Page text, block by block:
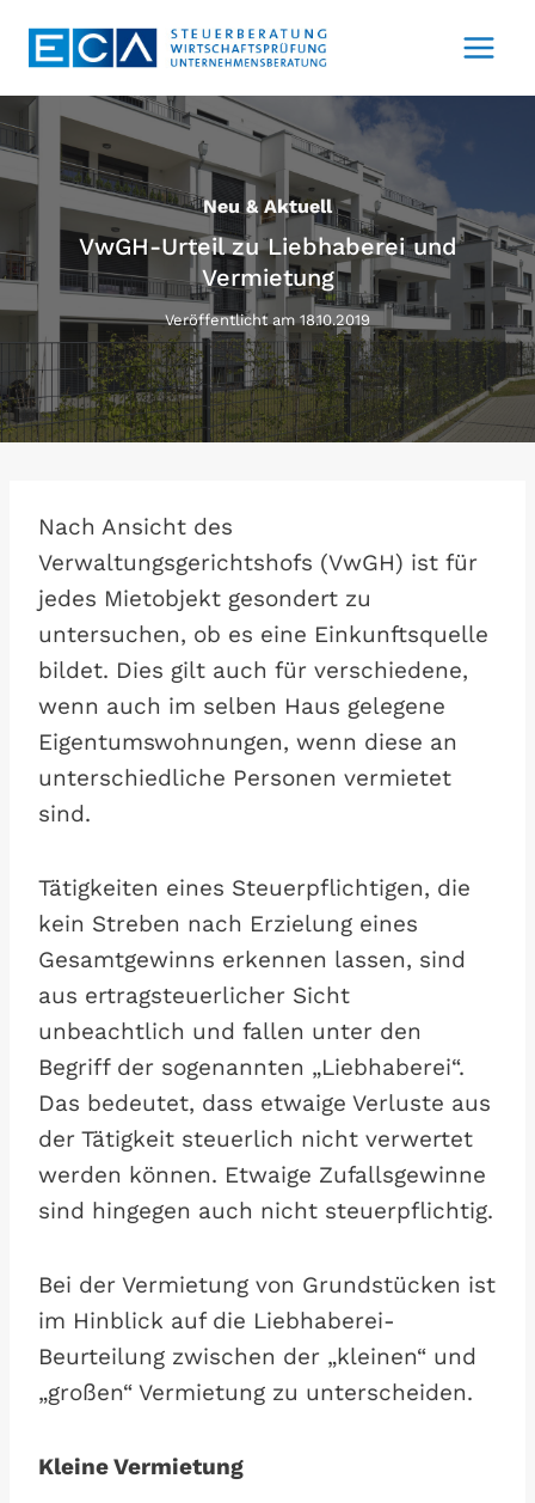
Inhalt
Neu & Aktuell
VwGH-Urteil zu Liebhaberei und
Vermietung
Veröffentlicht am 18.10.2019
Nach Ansicht des
Verwaltungsgerichtshofs (VwGH) ist für
jedes Mietobjekt gesondert zu
untersuchen, ob es eine Einkunftsquelle
bildet. Dies gilt auch für verschiedene,
wenn auch im selben Haus gelegene
Eigentumswohnungen, wenn diese an
unterschiedliche Personen vermietet
sind.
Tätigkeiten eines Steuerpflichtigen, die
kein Streben nach Erzielung eines
Gesamtgewinns erkennen lassen, sind
aus ertragsteuerlicher Sicht
unbeachtlich und fallen unter den
Begriff der sogenannten „Liebhaberei“.
Das bedeutet, dass etwaige Verluste aus
der Tätigkeit steuerlich nicht verwertet
werden können. Etwaige Zufallsgewinne
sind hingegen auch nicht steuerpflichtig.
Bei der Vermietung von Grundstücken ist
im Hinblick auf die Liebhaberei-
Beurteilung zwischen der „kleinen“ und
„großen“ Vermietung zu unterscheiden.
Kleine Vermietung